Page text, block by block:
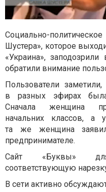
Социально-
Шустера», которое
«Украина»,
обратили внимание
Пользователи
в разных эфирах была
Сначала женщина
начальних классов, а
та же женщина
предпринимателе.
Сайт «Буквы»
соответствующую
В сети активно